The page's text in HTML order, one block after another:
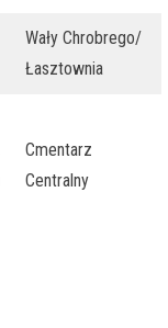
Wały Chrobrego/
Łasztownia
Cmentarz
Centralny